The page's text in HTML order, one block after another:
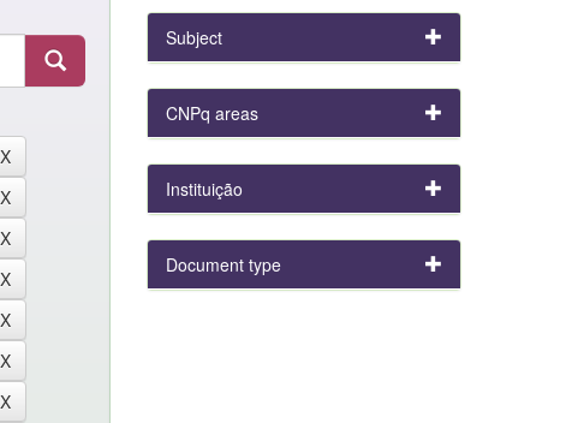
Subject
CNPq areas
Instituição
Document type